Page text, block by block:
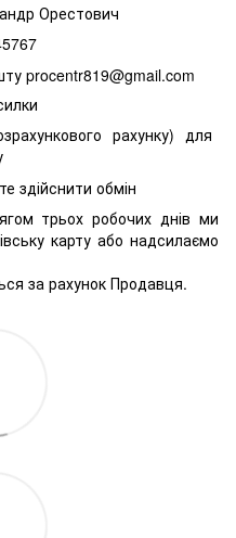
Орестович
procentr819@gmail.com
рахунку) для
здійснити обмін
трьох робочих днів ми
карту або надсилаємо
за рахунок Продавця.